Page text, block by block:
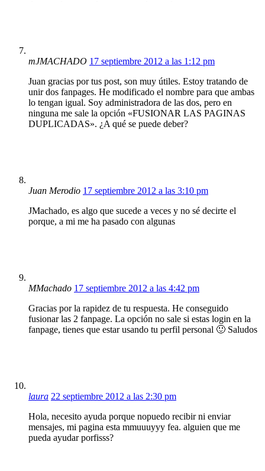
mJMACHADO 17 septiembre 2012 a las 1:12 pm
Juan gracias por tus post, son muy útiles. Estoy tratando de
unir dos fanpages. He modificado el nombre para que ambas
lo tengan igual. Soy administradora de las dos, pero en
ninguna me sale la opción «FUSIONAR LAS PAGINAS
DUPLICADAS». ¿A qué se puede deber?
Juan Merodio 17 septiembre 2012 a las 3:10 pm
JMachado, es algo que sucede a veces y no sé decirte el
porque, a mi me ha pasado con algunas
MMachado 17 septiembre 2012 a las 4:42 pm
Gracias por la rapidez de tu respuesta. He conseguido
fusionar las 2 fanpage. La opción no sale si estas login en la
fanpage, tienes que estar usando tu perfil personal 🙂 Saludos
laura 22 septiembre 2012 a las 2:30 pm
Hola, necesito ayuda porque nopuedo recibir ni enviar
mensajes, mi pagina esta mmuuuyyy fea. alguien que me
pueda ayudar porfisss?